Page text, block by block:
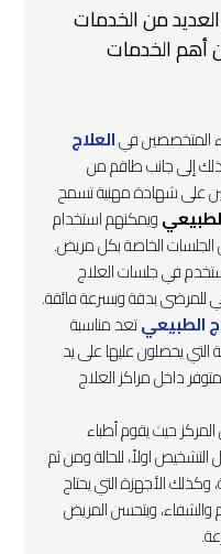
العديد من الخدمات
أهم الخدمات
المتخصصين فيالعلاج
إلى جانب طاقم من
على شهادة مهنية تسمح
ويمكنهم استخدام
الخاصة بكل مريض.
في جلسات العلاج
للمرضى بدقة وبسرعة فائقة.
الطبيعيتعد مناسبة
التي يحصلون عليها على يد
داخل مراكز العلاج
حيث يقوم أطباء
التشخيص اولاً، للحالة ومن ثم
وكذلك الأجهزة التي يحتاج
والشفاء، ويتحسن المريض